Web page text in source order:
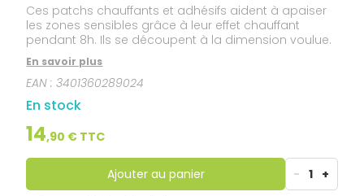
Ces patchs chauffants et adhésifs aident à apaiser
les zones sensibles grâce à leur effet chauffant
pendant 8h. Ils se découpent à la dimension voulue.
En savoir plus
EAN :3401360289024
En stock
14,90 € TTC
Ajouter au panier - 1 +